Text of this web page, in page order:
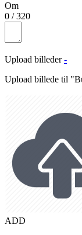
Om
0 /320
Upload billeder -
Upload billede til
ADD